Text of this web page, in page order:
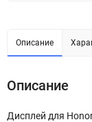
Описание
Описание
Дисплей для